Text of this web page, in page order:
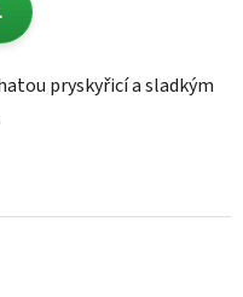
pryskyřicí a sladkým